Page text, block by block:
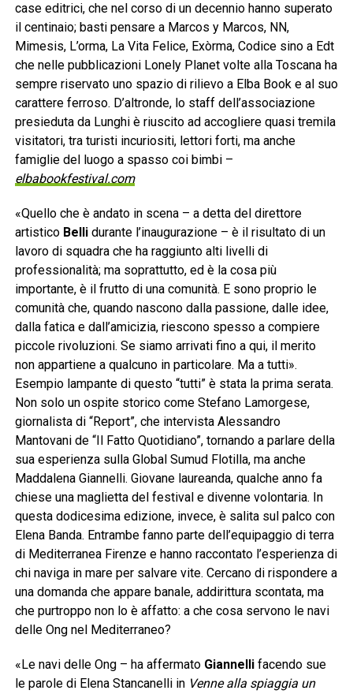
case editrici, che nel corso di un decennio hanno superato
il centinaio; basti pensare a Marcos y Marcos, NN,
Mimesis, L’orma, La Vita Felice, Exòrma, Codice sino a Edt
che nelle pubblicazioni Lonely Planet volte alla Toscana ha
sempre riservato uno spazio di rilievo a Elba Book e al suo
carattere ferroso. D’altronde, lo staff dell’associazione
presieduta da Lunghi è riuscito ad accogliere quasi tremila
visitatori, tra turisti incuriositi, lettori forti, ma anche
famiglie del luogo a spasso coi bimbi –
elbabookfestival.com
«Quello che è andato in scena – a detta del direttore
artistico Bellidurante l’inaugurazione – è il risultato di un
lavoro di squadra che ha raggiunto alti livelli di
professionalità; ma soprattutto, ed è la cosa più
importante, è il frutto di una comunità. E sono proprio le
comunità che, quando nascono dalla passione, dalle idee,
dalla fatica e dall’amicizia, riescono spesso a compiere
piccole rivoluzioni. Se siamo arrivati fino a qui, il merito
non appartiene a qualcuno in particolare. Ma a tutti».
Esempio lampante di questo “tutti” è stata la prima serata.
Non solo un ospite storico come Stefano Lamorgese,
giornalista di “Report”, che intervista Alessandro
Mantovani de “Il Fatto Quotidiano”, tornando a parlare della
sua esperienza sulla Global Sumud Flotilla, ma anche
Maddalena Giannelli. Giovane laureanda, qualche anno fa
chiese una maglietta del festival e divenne volontaria. In
questa dodicesima edizione, invece, è salita sul palco con
Elena Banda. Entrambe fanno parte dell’equipaggio di terra
di Mediterranea Firenze e hanno raccontato l’esperienza di
chi naviga in mare per salvare vite. Cercano di rispondere a
una domanda che appare banale, addirittura scontata, ma
che purtroppo non lo è affatto: a che cosa servono le navi
delle Ong nel Mediterraneo?
«Le navi delle Ong – ha affermato Giannellifacendo sue
le parole di Elena Stancanelli in Venne alla spiaggia un